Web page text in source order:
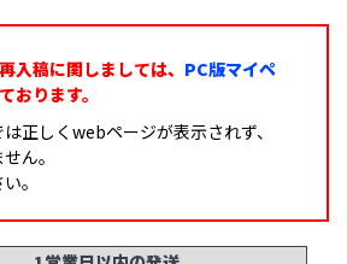
入稿に関しましては、 PC版マイペ
おります。
正しくwebページが表示されず、
ん。
。